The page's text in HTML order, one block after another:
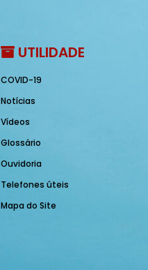
UTILIDADE
COVID-19
Notícias
Vídeos
Glossário
Ouvidoria
Telefones úteis
Mapa do Site